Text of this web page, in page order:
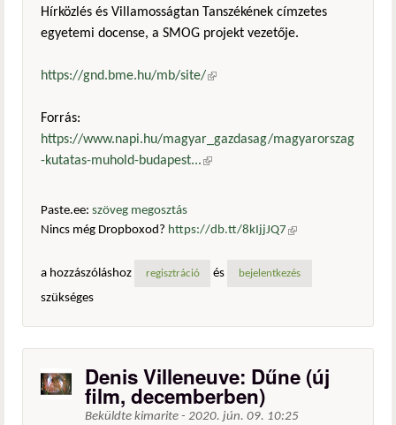
Hírközlés és Villamosságtan Tanszékének címzetes
egyetemi docense, a SMOG projekt vezetője.
https://gnd.bme.hu/mb/site/(külső hivatkozás)
Forrás:
https://www.napi.hu/magyar_gazdasag/magyarorszag
-kutatas-muhold-budapest...(külső hivatkozás)
Paste.ee: szöveg megosztás
Nincs még Dropboxod? https://db.tt/8kIjjJQ7 (külső
a hozzászóláshoz
regisztráció és bejelentkezés
szükséges
Denis Villeneuve: Dűne (új
film, decemberben)
Beküldte kimarite - 2020. jún. 09. 10:25